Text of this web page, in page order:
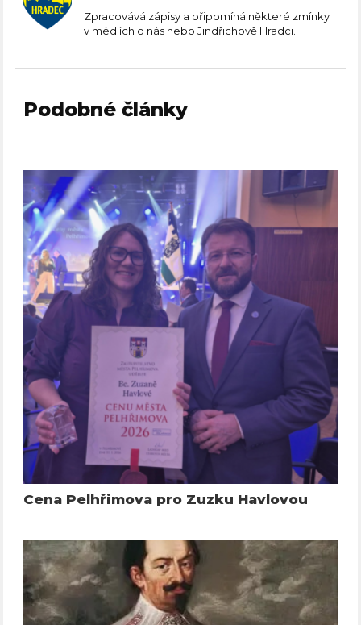
Zpracovává zápisy a připomíná některé zmínky
v médiích o nás nebo Jindřichově Hradci.
Podobné články
Cena Pelhřimova pro Zuzku Havlovou